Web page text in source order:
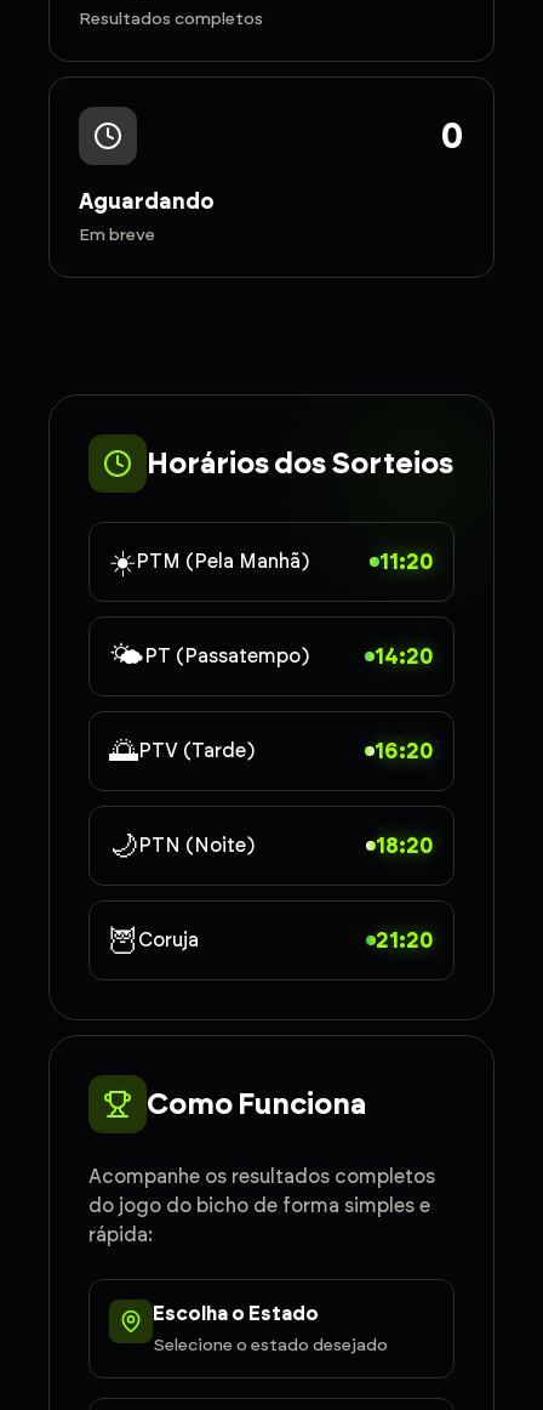
Resultados completos
0
Aguardando
Em breve
Horários dos Sorteios
☀️PTM (Pela Manhã) 11:20
🌤️PT (Passatempo) 14:20
🌅PTV (Tarde) 16:20
🌙PTN (Noite) 18:20
🦉 Coruja 21:20
Como Funciona
Acompanhe os resultados completos
do jogo do bicho de forma simples e
rápida:
Escolha o Estado
Selecione o estado desejado